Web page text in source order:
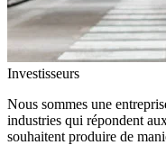
Investisseurs
Nous sommes une
industries qui répondent
souhaitent produire de